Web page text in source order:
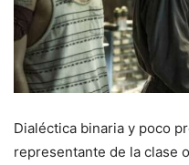
Dialéctica binaria y poco
representante de la clase